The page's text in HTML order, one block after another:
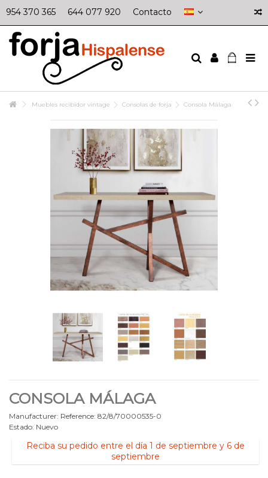
954 370 365 644 077 920 Contacto
Muebles recibidor vintage Consolas de forja Consola Málaga
CONSOLA MÁLAGA
Manufacturer: Reference: 82/8/70000535-0
Estado: Nuevo
Reciba su pedido entre el día 1 de septiembre y 6 de
septiembre